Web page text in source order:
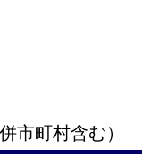
市町村含む）